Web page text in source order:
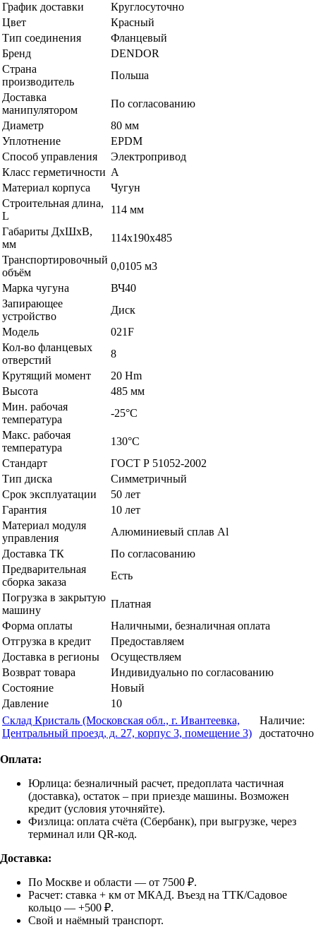
График доставки
Круглосуточно
Цвет
Красный
Тип соединения
Фланцевый
Бренд
DENDOR
Страна
производитель
Польша
Доставка
манипулятором
По согласованию
Диаметр
80 мм
Уплотнение
EPDM
Способ управления
Электропривод
Класс герметичности A
Материал корпуса
Чугун
Строительная длина,
L
114 мм
Габариты ДхШхВ,
мм
114х190х485
Транспортировочный
объём
0,0105 м3
Марка чугуна
ВЧ40
Запирающее
устройство
Диск
Модель
021F
Кол-во фланцевых
отверстий
8
Крутящий момент
20 Hm
Высота
485 мм
Мин. рабочая
температура
-25°C
Макс. рабочая
температура
130°C
Стандарт
ГОСТ Р 51052-2002
Тип диска
Симметричный
Срок эксплуатации
50 лет
Гарантия
10 лет
Материал модуля
управления
Алюминиевый сплав Al
Доставка ТК
По согласованию
Предварительная
сборка заказа
Есть
Погрузка в закрытую
машину
Платная
Форма оплаты
Наличными, безналичная оплата
Отгрузка в кредит
Предоставляем
Доставка в регионы
Осуществляем
Возврат товара
Индивидуально по согласованию
Состояние
Новый
Давление
10
Склад Кристаль (Московская обл., г. Ивантеевка,
Центральный проезд, д. 27, корпус 3, помещение 3)
Наличие:
достаточно
Оплата:
Юрлица: безналичный расчет, предоплата частичная
(доставка), остаток – при приезде машины. Возможен
кредит (условия уточняйте).
Физлица: оплата счёта (Сбербанк), при выгрузке, через
терминал или QR-код.
Доставка:
По Москве и области — от 7500 ₽.
Расчет: ставка + км от МКАД. Въезд на ТТК/Садовое
кольцо — +500 ₽.
Свой и наёмный транспорт.